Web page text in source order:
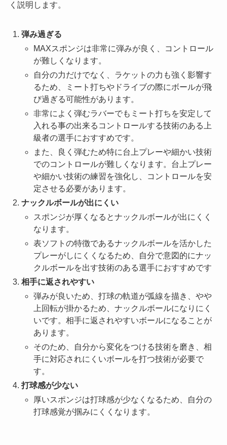
く説明します。
弾み過ぎる
MAXスポンジは非常に弾みが良く、コントロール
が難しくなります。
自分の力だけでなく、ラケットの力も強く影響す
るため、ミート打ちやドライブの際にボールが飛
び過ぎる可能性があります。
非常によく弾むラバーでもミート打ちを安定して
入れる事の出来るコントロールする技術のある上
級者の選手におすすめです。
また、良く弾むため特に台上プレーや細かい技術
でのコントロールが難しくなります。台上プレー
や細かい技術の練習を強化し、コントロールを安
定させる必要があります。
ナックルボールが出にくい
スポンジが厚くなるとナックルボールが出にくく
なります。
表ソフトの特徴であるナックルボールを活かした
プレーがしにくくなるため、自分で意図的にナッ
クルボールを出す技術のある選手におすすめです
相手に返されやすい
弾みが良いため、打球の軌道が弧線を描き、やや
上回転が掛かるため、ナックルボールになりにく
いです。相手に返されやすいボールになることが
あります。
そのため、自分から変化をつける技術を磨き、相
手に対応されにくいボールを打つ技術が必要で
す。
打球感が少ない
厚いスポンジは打球感が少なくなるため、自分の
打球感覚が掴みにくくなります。